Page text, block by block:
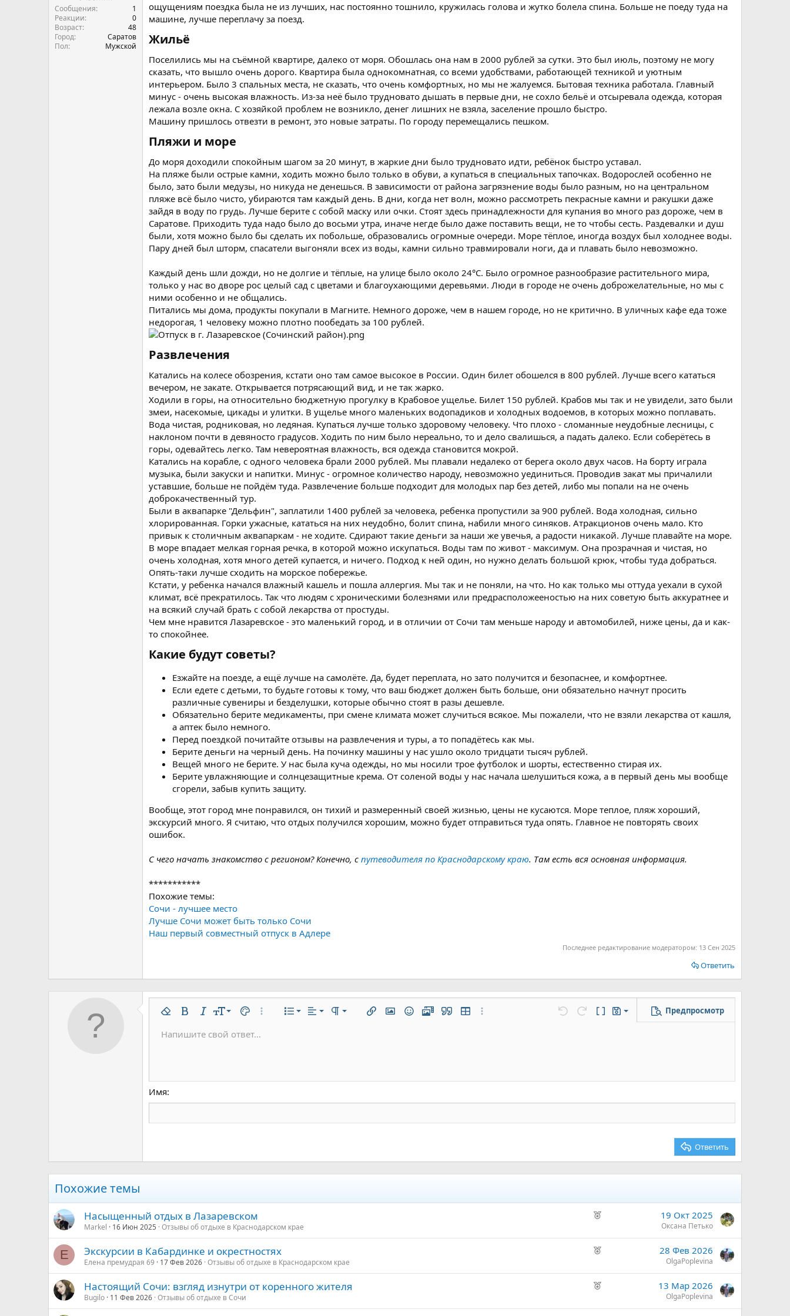
Сообщения
1
Реакции
0
Возраст
48
Город
Саратов
Пол
Мужской
ощущениям поездка была не из лучших, нас постоянно тошнило, кружилась голова и жутко болела спина. Больше не поеду туда на
машине, лучше переплачу за поезд.
Жильё​
Поселились мы на съёмной квартире, далеко от моря. Обошлась она нам в 2000 рублей за сутки. Это был июль, поэтому не могу
сказать, что вышло очень дорого. Квартира была однокомнатная, со всеми удобствами, работающей техникой и уютным
интерьером. Было 3 спальных места, не сказать, что очень комфортных, но мы не жалуемся. Бытовая техника работала. Главный
минус - очень высокая влажность. Из-за неё было трудновато дышать в первые дни, не сохло бельё и отсыревала одежда, которая
лежала возле окна. С хозяйкой проблем не возникло, денег лишних не взяла, заселение прошло быстро.
Машину пришлось отвезти в ремонт, это новые затраты. По городу перемещались пешком.
Пляжи и море​
До моря доходили спокойным шагом за 20 минут, в жаркие дни было трудновато идти, ребёнок быстро уставал.
На пляже были острые камни, ходить можно было только в обуви, а купаться в специальных тапочках. Водорослей особенно не
было, зато были медузы, но никуда не денешься. В зависимости от района загрязнение воды было разным, но на центральном
пляже всё было чисто, убираются там каждый день. В дни, когда нет волн, можно рассмотреть пекрасные камни и ракушки даже
зайдя в воду по грудь. Лучше берите с собой маску или очки. Стоят здесь принадлежности для купания во много раз дороже, чем в
Саратове. Приходить туда надо было до восьми утра, иначе негде было даже поставить вещи, не то чтобы сесть. Раздевалки и душ
были, хотя можно было бы сделать их побольше, образовались огромные очереди. Море тёплое, иногда воздух был холоднее воды.
Пару дней был шторм, спасатели выгоняли всех из воды, камни сильно травмировали ноги, да и плавать было невозможно.
Каждый день шли дожди, но не долгие и тёплые, на улице было около 24°C. Было огромное разнообразие растительного мира,
только у нас во дворе рос целый сад с цветами и благоухающими деревьями. Люди в городе не очень доброжелательные, но мы с
ними особенно и не общались.
Питались мы дома, продукты покупали в Магните. Немного дороже, чем в нашем городе, но не критично. В уличных кафе еда тоже
недорогая, 1 человеку можно плотно пообедать за 100 рублей.
Развлечения​
Катались на колесе обозрения, кстати оно там самое высокое в России. Один билет обошелся в 800 рублей. Лучше всего кататься
вечером, не закате. Открывается потрясающий вид, и не так жарко.
Ходили в горы, на относительно бюджетную прогулку в Крабовое ущелье. Билет 150 рублей. Крабов мы так и не увидели, зато были
змеи, насекомые, цикады и улитки. В ущелье много маленьких водопадиков и холодных водоемов, в которых можно поплавать.
Вода чистая, родниковая, но ледяная. Купаться лучше только здоровому человеку. Что плохо - сломанные неудобные лесницы, с
наклоном почти в девяносто градусов. Ходить по ним было нереально, то и дело свалишься, а падать далеко. Если соберётесь в
горы, одевайтесь легко. Там невероятная влажность, вся одежда становится мокрой.
Катались на корабле, с одного человека брали 2000 рублей. Мы плавали недалеко от берега около двух часов. На борту играла
музыка, были закуски и напитки. Минус - огромное количество народу, невозможно уединиться. Проводив закат мы причалили
уставшие, больше не пойдём туда. Развлечение больше подходит для молодых пар без детей, либо мы попали на не очень
доброкачественный тур.
Были в аквапарке "Дельфин", заплатили 1400 рублей за человека, ребенка пропустили за 900 рублей. Вода холодная, сильно
хлорированная. Горки ужасные, кататься на них неудобно, болит спина, набили много синяков. Атракционов очень мало. Кто
привык к столичным аквапаркам - не ходите. Сдирают такие деньги за наши же увечья, а радости никакой. Лучше плавайте на море.
В море впадает мелкая горная речка, в которой можно искупаться. Воды там по живот - максимум. Она прозрачная и чистая, но
очень холодная, хотя много детей купается, и ничего. Подход к ней один, но нужно делать большой крюк, чтобы туда добраться.
Опять-таки лучше сходить на морское побережье.
Кстати, у ребенка начался влажный кашель и пошла аллергия. Мы так и не поняли, на что. Но как только мы оттуда уехали в сухой
климат, всё прекратилось. Так что людям с хроническими болезнями или предрасположееностью на них советую быть аккуратнее и
на всякий случай брать с собой лекарства от простуды.
Чем мне нравится Лазаревское - это маленький город, и в отличии от Сочи там меньше народу и автомобилей, ниже цены, да и как-
то спокойнее.
Какие будут советы?​
Езжайте на поезде, а ещё лучше на самолёте. Да, будет переплата, но зато получится и безопаснее, и комфортнее.
Если едете с детьми, то будьте готовы к тому, что ваш бюджет должен быть больше, они обязательно начнут просить
различные сувениры и безделушки, которые обычно стоят в разы дешевле.
Обязательно берите медикаменты, при смене климата может случиться всякое. Мы пожалели, что не взяли лекарства от кашля,
а аптек было немного.
Перед поездкой почитайте отзывы на развлечения и туры, а то попадётесь как мы.
Берите деньги на черный день. На починку машины у нас ушло около тридцати тысяч рублей.
Вещей много не берите. У нас была куча одежды, но мы носили трое футболок и шорты, естественно стирая их.
Берите увлажняющие и солнцезащитные крема. От соленой воды у нас начала шелушиться кожа, а в первый день мы вообще
сгорели, забыв купить защиту.
Вообще, этот город мне понравился, он тихий и размеренный своей жизнью, цены не кусаются. Море теплое, пляж хороший,
экскурсий много. Я считаю, что отдых получился хорошим, можно будет отправиться туда опять. Главное не повторять своих
ошибок.
С чего начать знакомство с регионом? Конечно, с путеводителя по Краснодарскому краю. Там есть вся основная информация.
***********
Похожие темы:
Сочи - лучшее место
Лучше Сочи может быть только Сочи
Наш первый совместный отпуск в Адлере
Последнее редактирование модератором: 13 Сен 2025
Ответить
Удалить форматирование
ЖирныйКурсивРазмер шрифта
9
10
18
22
Цвет текста
Дополнительно...
СписокНумерованный список
Выравнивание
По левому краюФормат параграфа
Обычный
Заголовок 3
Вставить ссылку
Вставить изображение
СмайлыМедиаЦитатаВставить таблицу
Дополнительно... Отменить
Повторить
Переключить режим работы редактора
Черновики
Сохранить черновик
Предпросмотр
Шрифт Arial
Tahoma
Times New Roman
Зачёркнутый
Подчёркнутый
Однострочный код
Однострочный спойлер
Вставить горизонтальную линию
Спойлер
Код
Напишите свой ответ...
Имя
Ответить
Похожие темы
Р
к
о
е
у
Насыщенный отдых в Лазаревском
Markel 16 Июн 2025 Отзывы об отдыхе в Краснодарском крае
19 Окт 2025
Оксана Петько
Е
Р
к
о
е
Экскурсии в Кабардинке и окрестностях
Елена премудрая 69 17 Фев 2026 Отзывы об отдыхе в Краснодарском крае
28 Фев 2026
OlgaPoplevina
Р
к
Настоящий Сочи: взгляд изнутри от коренного жителя
Bugilo 11 Фев 2026 Отзывы об отдыхе в Сочи
13 Мар 2026
OlgaPoplevina